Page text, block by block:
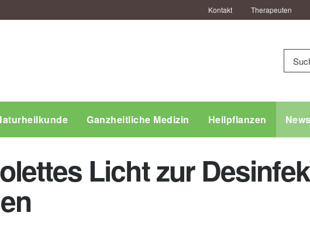
Kontakt Therapeuten
Ganzheitliche Medizin Heilpflanzen News
Licht zur